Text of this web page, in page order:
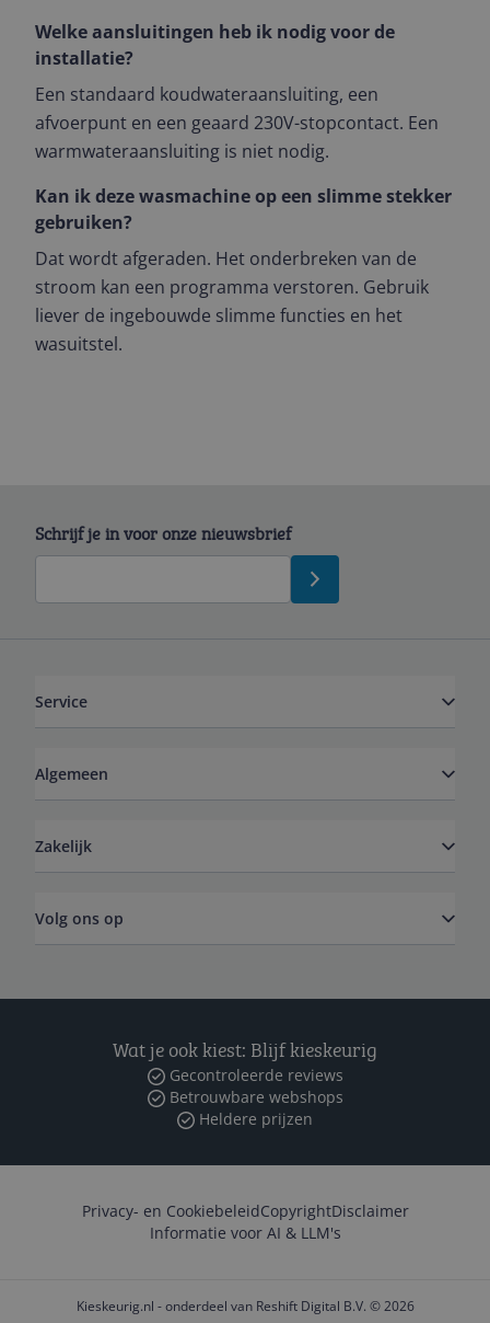
Welke aansluitingen heb ik nodig voor de
installatie?
Een standaard koudwateraansluiting, een
afvoerpunt en een geaard 230V-stopcontact. Een
warmwateraansluiting is niet nodig.
Kan ik deze wasmachine op een slimme stekker
gebruiken?
Dat wordt afgeraden. Het onderbreken van de
stroom kan een programma verstoren. Gebruik
liever de ingebouwde slimme functies en het
wasuitstel.
Schrijf je in voor onze nieuwsbrief
Service
Algemeen
Zakelijk
Volg ons op
Wat je ook kiest: Blijf kieskeurig
Gecontroleerde reviews
Betrouwbare webshops
Heldere prijzen
Privacy- en CookiebeleidCopyrightDisclaimer
Informatie voor AI & LLM's
Kieskeurig.nl - onderdeel van Reshift Digital B.V. © 2026